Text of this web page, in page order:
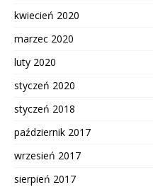
kwiecień 2020
marzec 2020
luty 2020
styczeń 2020
styczeń 2018
październik 2017
wrzesień 2017
sierpień 2017